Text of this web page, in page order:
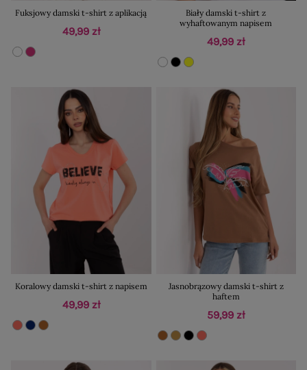
Fuksjowy damski t-shirt z aplikacją
49,99 zł
Biały damski t-shirt z
wyhaftowanym napisem
49,99 zł
Koralowy damski t-shirt z napisem
49,99 zł
Jasnobrązowy damski t-shirt z
haftem
59,99 zł